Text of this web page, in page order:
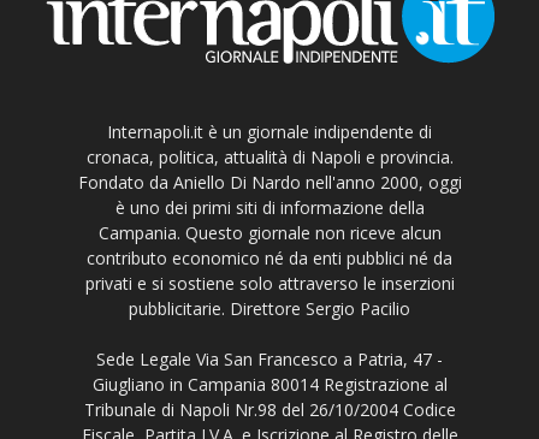
Internapoli.it è un giornale indipendente di
cronaca, politica, attualità di Napoli e provincia.
Fondato da Aniello Di Nardo nell'anno 2000, oggi
è uno dei primi siti di informazione della
Campania. Questo giornale non riceve alcun
contributo economico né da enti pubblici né da
privati e si sostiene solo attraverso le inserzioni
pubblicitarie. Direttore Sergio Pacilio
Sede Legale Via San Francesco a Patria, 47 -
Giugliano in Campania 80014 Registrazione al
Tribunale di Napoli Nr.98 del 26/10/2004 Codice
Fiscale, Partita I.V.A. e Iscrizione al Registro delle